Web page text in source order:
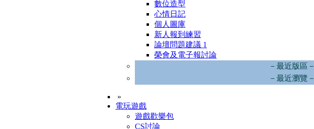
數位造型
心情日記
個人圖庫
新人報到練習
論壇問題建議 1
榮會及電子報討論
－最近版區－
－最近瀏覽－
»
電玩遊戲
遊戲歡樂包
CS討論